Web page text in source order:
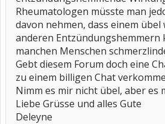
Rheumatologen müsste man
davon nehmen, dass einem
anderen Entzündungshemmern
manchen Menschen
Gebt diesem Forum doch eine
zu einem billigen Chat
Nimm es mir nicht übel, aber es
Liebe Grüsse und alles Gute
Deleyne